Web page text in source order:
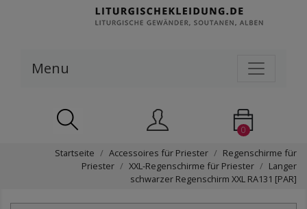
Menu
0
Startseite Accessoires für Priester
Regenschirme für
Priester
XXL-Regenschirme für Priester
Langer
schwarzer Regenschirm XXL RA131 [PAR]